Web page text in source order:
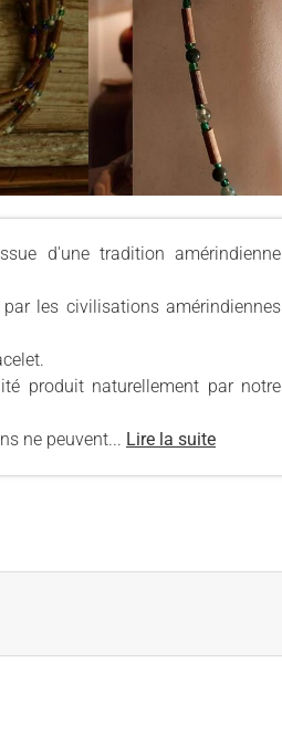
d'une tradition amérindienne
les civilisations amérindiennes
produit naturellement par notre
ne peuvent... Lire la suite